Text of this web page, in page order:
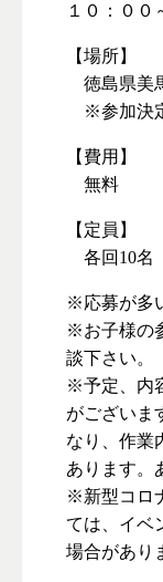
１０：００
【場所】
徳島県美
※参加決
【費用】
無料
【定員】
各回10名
※応募が多
※お子様の
談下さい。
※予定、内
がございま
なり、作業
あります。
※新型コロ
ては、イベ
場合があり